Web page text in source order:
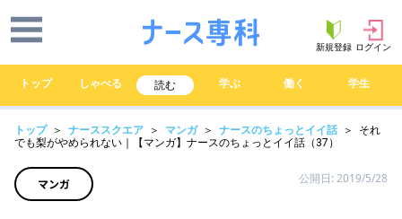
新規登録 ログイン
トップ しゃべる 読む 学ぶ 働く 学生
トップ ＞ ナーススクエア ＞ マンガ ＞ ナースのちょっとイイ話
＞ それ
でも梨がやめられない｜【マンガ】ナースのちょっとイイ話（37）
マンガ 公開日: 2019/5/28